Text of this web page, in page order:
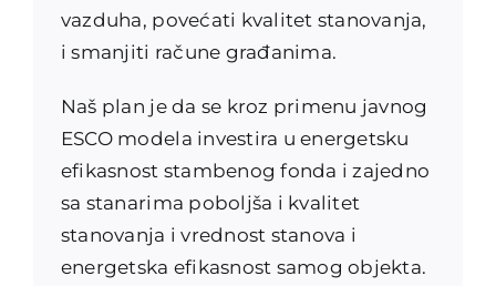
vazduha, povećati kvalitet stanovanja,
i smanjiti račune građanima.
Naš plan je da se kroz primenu javnog
ESCO modela investira u energetsku
efikasnost stambenog fonda i zajedno
sa stanarima poboljša i kvalitet
stanovanja i vrednost stanova i
energetska efikasnost samog objekta.